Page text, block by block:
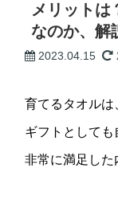
メリットは
なのか、解
2023.04.15
育てるタオルは
ギフトとしても
非常に満足した